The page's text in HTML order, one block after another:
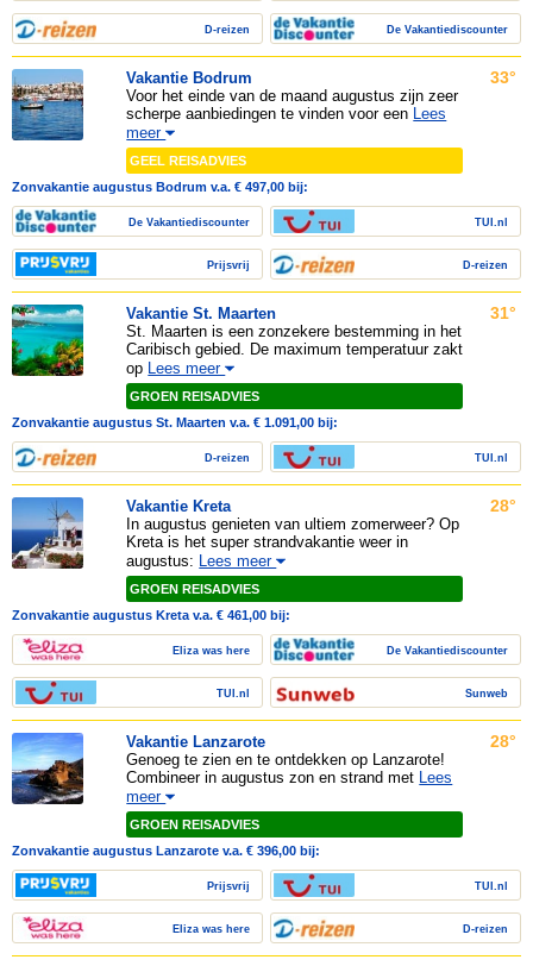
D-reizen De Vakantiediscounter
Vakantie Bodrum
Voor het einde van de maand augustus zijn zeer
scherpe aanbiedingen te vinden voor een Lees
meer
GEEL REISADVIES
33°
Zonvakantie augustus Bodrum v.a. € 497,00 bij:
De Vakantiediscounter
Prijsvrij
TUI.nl
D-reizen
Vakantie St. Maarten
St. Maarten is een zonzekere bestemming in het
Caribisch gebied. De maximum temperatuur zakt
op Lees meer
GROEN REISADVIES
31°
Zonvakantie augustus St. Maarten v.a. € 1.091,00 bij:
D-reizen TUI.nl
Vakantie Kreta
In augustus genieten van ultiem zomerweer? Op
Kreta is het super strandvakantie weer in
augustus: Lees meer
GROEN REISADVIES
28°
Zonvakantie augustus Kreta v.a. € 461,00 bij:
Eliza was here
TUI.nl
De Vakantiediscounter
Sunweb
Vakantie Lanzarote
Genoeg te zien en te ontdekken op Lanzarote!
Combineer in augustus zon en strand met Lees
meer
GROEN REISADVIES
28°
Zonvakantie augustus Lanzarote v.a. € 396,00 bij:
Prijsvrij
Eliza was here
TUI.nl
D-reizen